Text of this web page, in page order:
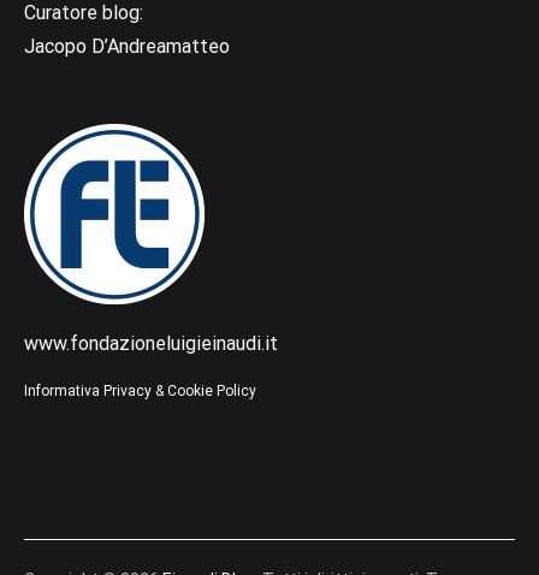
Curatore blog:
Jacopo D’Andreamatteo
www.fondazioneluigieinaudi.it
Informativa Privacy & Cookie Policy